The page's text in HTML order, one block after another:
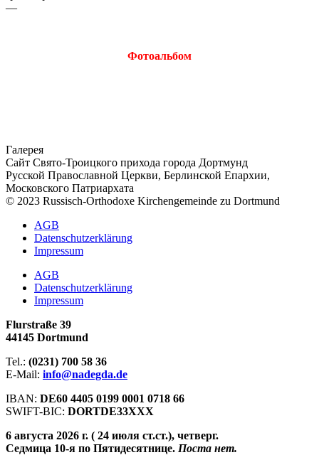
—
Фотоальбом
Галерея
Сайт Свято-Троицкого прихода города Дортмунд
Русской Православной Церкви, Берлинской Епархии,
Московского Патриархата
© 2023 Russisch-Orthodoxe Kirchengemeinde zu Dortmund
АGB
Datenschutzerklärung
Impressum
АGB
Datenschutzerklärung
Impressum
Flurstraße 39
44145 Dortmund
Tel.: (0231) 700 58 36
E-Mail: info@nadegda.de
IBAN: DE60 4405 0199 0001 0718 66
SWIFT-BIC: DORTDE33XXX
6 августа 2026 г. ( 24 июля ст.ст.), четверг.
Седмица 10-я по Пятидесятнице. Поста нет.